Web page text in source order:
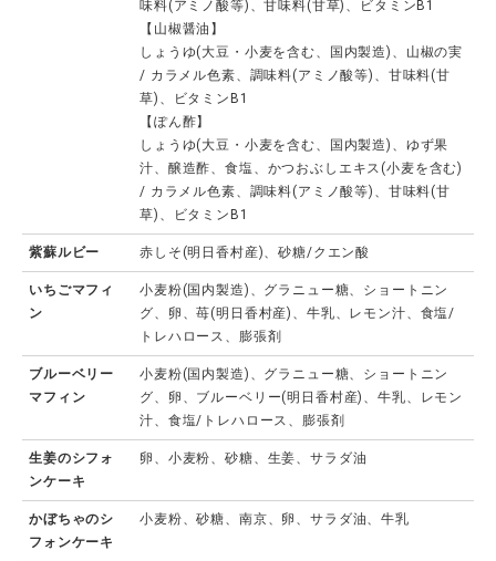
味料(アミノ酸等)、甘味料(甘草)、ビタミンB1
【山椒醤油】
しょうゆ(大豆・小麦を含む、国内製造)、山椒の実
/ カラメル色素、調味料(アミノ酸等)、甘味料(甘
草)、ビタミンB1
【ぽん酢】
しょうゆ(大豆・小麦を含む、国内製造)、ゆず果
汁、醸造酢、食塩、かつおぶしエキス(小麦を含む)
/ カラメル色素、調味料(アミノ酸等)、甘味料(甘
草)、ビタミンB1
紫蘇ルビー 赤しそ(明日香村産)、砂糖/クエン酸
いちごマフィ
ン
小麦粉(国内製造)、グラニュー糖、ショートニン
グ、卵、苺(明日香村産)、牛乳、レモン汁、食塩/
トレハロース、膨張剤
ブルーベリー
マフィン
小麦粉(国内製造)、グラニュー糖、ショートニン
グ、卵、ブルーベリー(明日香村産)、牛乳、レモン
汁、食塩/トレハロース、膨張剤
生姜のシフォ
ンケーキ
卵、小麦粉、砂糖、生姜、サラダ油
かぼちゃのシ
フォンケーキ
小麦粉、砂糖、南京、卵、サラダ油、牛乳